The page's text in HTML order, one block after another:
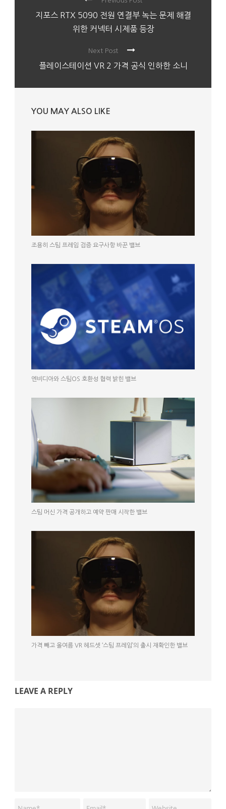
지포스 RTX 5090 전원 연결부 녹는 문제 해결
위한 커넥터 시제품 등장
Next Post
플레이스테이션 VR 2 가격 공식 인하한 소니
YOU MAY ALSO LIKE
조용히 스팀 프레임 검증 요구사항 바꾼 밸브
엔비디아와 스팀OS 호환성 협력 밝힌 밸브
스팀 머신 가격 공개하고 예약 판매 시작한 밸브
가격 빼고 올여름 VR 헤드셋 ‘스팀 프레임’의 출시 재확인한 밸브
LEAVE A REPLY